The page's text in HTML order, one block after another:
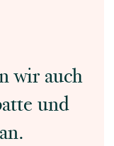
wir auch
und